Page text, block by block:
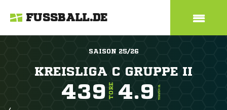
FUSSBALL.DE
SAISON 25/26
KREISLIGA C GRUPPE II
439 TORE 4.9 TORE/SPIEL